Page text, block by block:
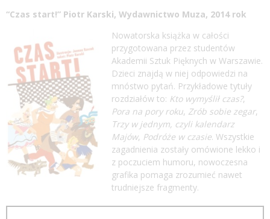
“Czas start!” Piotr Karski, Wydawnictwo Muza, 2014 rok
Nowatorska książka w całości
przygotowana przez studentów
Akademii Sztuk Pięknych w Warszawie.
Dzieci znajdą w niej odpowiedzi na
mnóstwo pytań. Przykładowe tytuły
rozdziałów to: Kto wymyślił czas?,
Pora na pory roku, Zrób sobie zegar,
Trzy w jednym, czyli kalendarz
Majów, Podróże w czasie. Wszystkie
zagadnienia zostały omówione lekko i
z poczuciem humoru, nowoczesna
grafika pomaga zrozumieć nawet
trudniejsze fragmenty.